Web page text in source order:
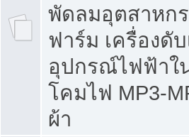
พัดลมอุตสาหก
ฟาร์ม เครื่องดั
อุปกรณ์ไฟฟ้าใ
โคมไฟ MP3-
ผ้า